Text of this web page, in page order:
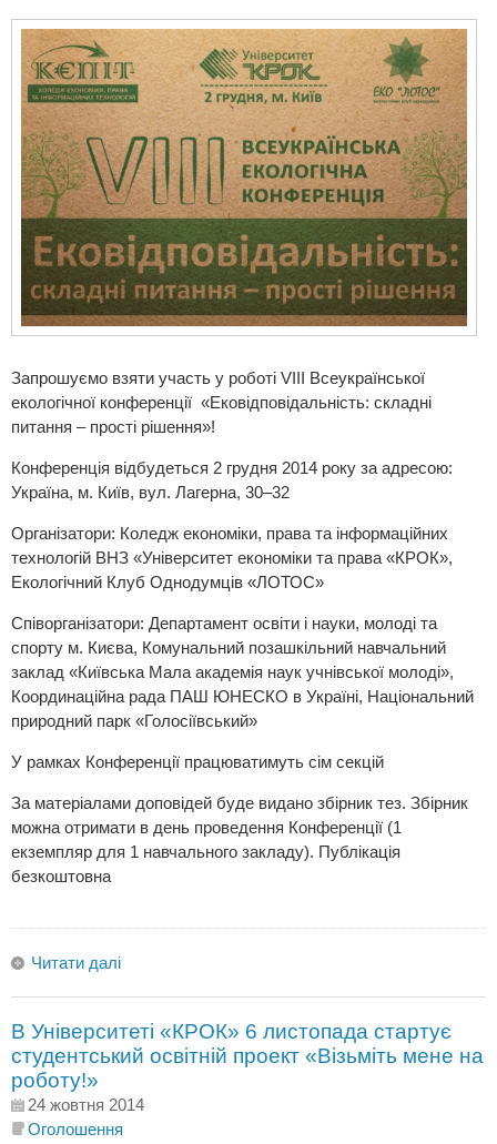
Запрошуємо взяти участь у роботі VІII Всеукраїнської
екологічної конференції «Ековідповідальність: складні
питання – прості рішення»!
Конференція відбудеться 2 грудня 2014 року за адресою:
Україна, м. Київ, вул. Лагерна, 30–32
Організатори: Коледж економіки, права та інформаційних
технологій ВНЗ «Університет економіки та права «КРОК»,
Екологічний Клуб Однодумців «ЛОТОС»
Співорганізатори: Департамент освіти і науки, молоді та
спорту м. Києва, Комунальний позашкільний навчальний
заклад «Київська Мала академія наук учнівської молоді»,
Координаційна рада ПАШ ЮНЕСКО в Україні, Національний
природний парк «Голосіївський»
У рамках Конференції працюватимуть сім секцій
За матеріалами доповідей буде видано збірник тез. Збірник
можна отримати в день проведення Конференції (1
екземпляр для 1 навчального закладу). Публікація
безкоштовна
Читати далі
В Університеті «КРОК» 6 листопада стартує
студентський освітній проект «Візьміть мене на
роботу!»
24 жовтня 2014
Оголошення